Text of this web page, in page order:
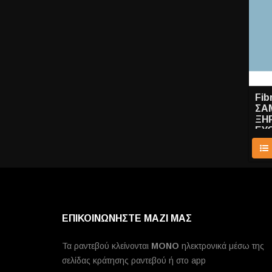
ΕΠΙΚΟΙΝΩΝΗΣΤΕ ΜΑΖΙ ΜΑΣ
Τα ραντεβού κλείνονται MONO ηλεκτρονικά μέσω της
σελίδας κράτησης ραντεβού ή στο app